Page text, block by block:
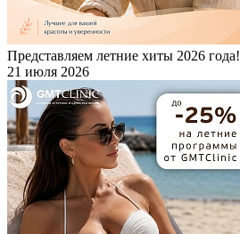
Представляем летние хиты 2026 года!
21 июля 2026